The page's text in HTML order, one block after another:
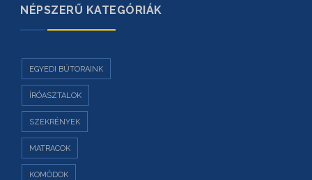
NÉPSZERŰ KATEGÓRIÁK
EGYEDI BÚTORAINK
ÍRÓASZTALOK
SZEKRÉNYEK
MATRACOK
KOMÓDOK